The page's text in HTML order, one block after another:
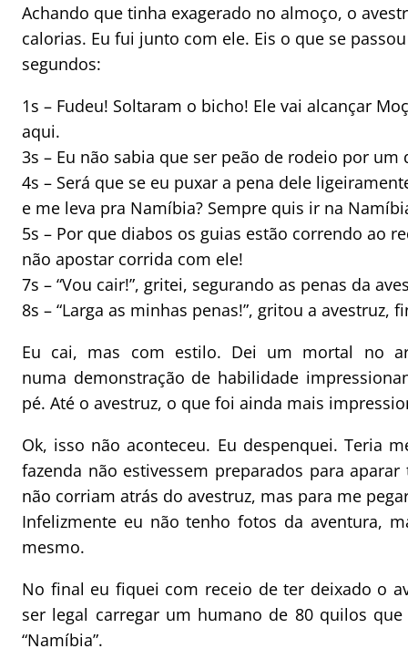
Achando que tinha exagerado no almoço, o
calorias. Eu fui junto com ele. Eis o que se
segundos:
1s – Fudeu! Soltaram o bicho! Ele vai alcançar
aqui.
3s – Eu não sabia que ser peão de rodeio por
4s – Será que se eu puxar a pena dele
e me leva pra Namíbia? Sempre quis ir na
5s – Por que diabos os guias estão correndo ao
não apostar corrida com ele!
7s – “Vou cair!”, gritei, segurando as penas da
8s – “Larga as minhas penas!”, gritou a
Eu cai, mas com estilo. Dei um mortal no
numa demonstração de habilidade
pé. Até o avestruz, o que foi ainda mais
Ok, isso não aconteceu. Eu despenquei. Teria
fazenda não estivessem preparados para
não corriam atrás do avestruz, mas para me
Infelizmente eu não tenho fotos da aventura,
mesmo.
No final eu fiquei com receio de ter deixado o
ser legal carregar um humano de 80 quilos
“Namíbia”.